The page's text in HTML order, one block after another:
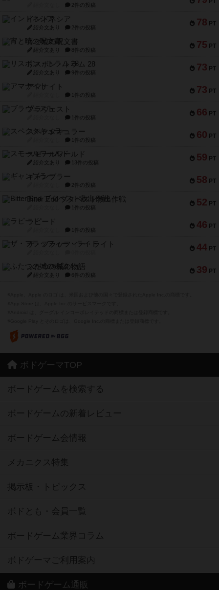
2件の投稿
78 PT
インドネシア
紹介文あり 2件の投稿
75 PT
宵と暁の呪文書
紹介文あり 8件の投稿
73 PT
リスボン・トラム 28
紹介文あり 9件の投稿
73 PT
アマナイト
1件の投稿
66 PT
ブラヴェスト
1件の投稿
60 PT
スペクタキュラー
1件の投稿
59 PT
スモールワールド
紹介文あり 13件の投稿
58 PT
ギャンブラー
2件の投稿
52 PT
Bitter End ブタペスト救出作戦
1件の投稿
46 PT
ラピード
1件の投稿
44 PT
ザ・フラッフィー・ライト
39 PT
ふたつの城の物語
紹介文あり 6件の投稿
ボドゲーマTOP
ボードゲームを検索する
ボードゲームの新着レビュー
ボードゲーム会情報
メカニクス特集
掲示板・トピックス
ボドとも・会員一覧
ボードゲーム業界コラム
ボドゲーマご利用案内
ボードゲーム通販